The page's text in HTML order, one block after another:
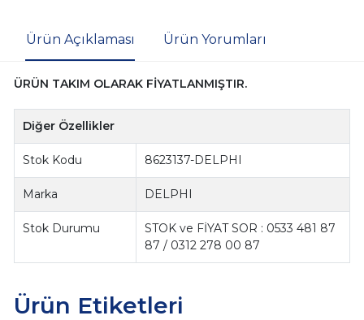
Ürün Açıklaması Ürün Yorumları
ÜRÜN TAKIM OLARAK FİYATLANMIŞTIR.
Diğer Özellikler
Stok Kodu 8623137-DELPHI
Marka DELPHI
Stok Durumu
STOK ve FİYAT SOR : 0533 481 87
87 / 0312 278 00 87
Ürün Etiketleri